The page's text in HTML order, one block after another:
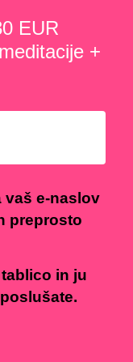
EUR
+
vaš e-naslov
preprosto
in ju